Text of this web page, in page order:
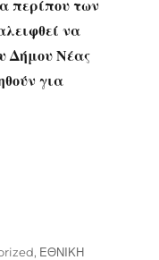
περίπου των
να
Δήμου Νέας
για
, ΕΘΝΙΚΗ